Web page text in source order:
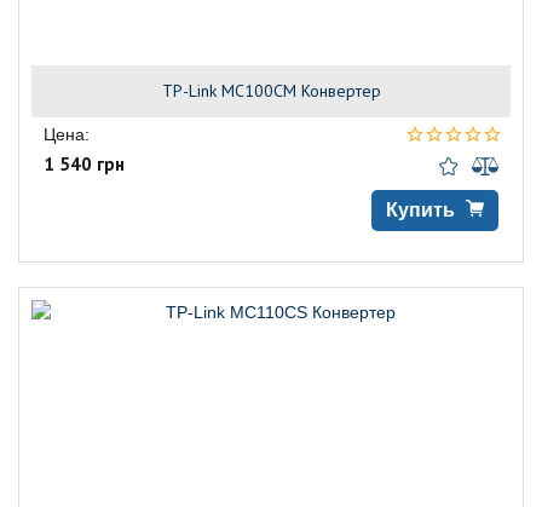
TP-Link MC100CM Конвертер
Цена:
1 540 грн
Купить